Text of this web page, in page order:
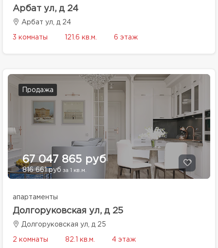
Арбат ул, д 24
Арбат ул, д 24
3 комнаты 121.6 кв.м. 6 этаж
Продажа
67 047 865 руб
816 661 руб за 1 кв.м.
апартаменты
Долгоруковская ул, д 25
Долгоруковская ул, д 25
2 комнаты 82.1 кв.м. 4 этаж